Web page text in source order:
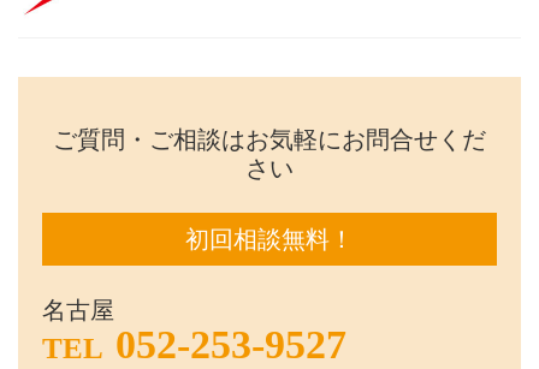
ご質問・ご相談はお気軽にお問合せくだ
さい
初回相談無料！
名古屋
TEL 052-253-9527